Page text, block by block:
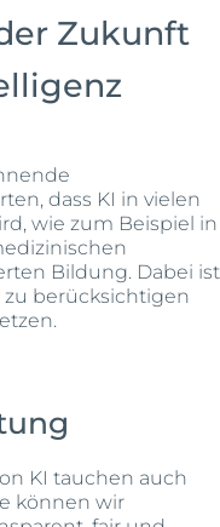
Zukunft
dass KI in vielen
wie zum Beispiel in
Bildung. Dabei ist
berücksichtigen
KI tauchen auch
können wir